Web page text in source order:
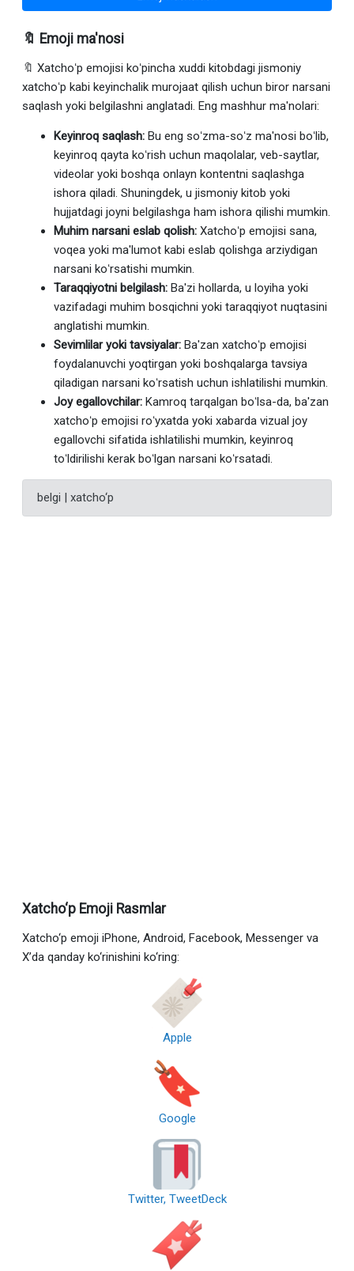
🔖 Emoji ma'nosi
🔖 Xatchoʻp emojisi koʻpincha xuddi kitobdagi jismoniy
xatchoʻp kabi keyinchalik murojaat qilish uchun biror narsani
saqlash yoki belgilashni anglatadi. Eng mashhur ma'nolari:
Keyinroq saqlash: Bu eng soʻzma-soʻz ma'nosi boʻlib,
keyinroq qayta koʻrish uchun maqolalar, veb-saytlar,
videolar yoki boshqa onlayn kontentni saqlashga
ishora qiladi. Shuningdek, u jismoniy kitob yoki
hujjatdagi joyni belgilashga ham ishora qilishi mumkin.
Muhim narsani eslab qolish: Xatchoʻp emojisi sana,
voqea yoki ma'lumot kabi eslab qolishga arziydigan
narsani koʻrsatishi mumkin.
Taraqqiyotni belgilash: Ba'zi hollarda, u loyiha yoki
vazifadagi muhim bosqichni yoki taraqqiyot nuqtasini
anglatishi mumkin.
Sevimlilar yoki tavsiyalar: Ba'zan xatchoʻp emojisi
foydalanuvchi yoqtirgan yoki boshqalarga tavsiya
qiladigan narsani koʻrsatish uchun ishlatilishi mumkin.
Joy egallovchilar: Kamroq tarqalgan boʻlsa-da, ba'zan
xatchoʻp emojisi roʻyxatda yoki xabarda vizual joy
egallovchi sifatida ishlatilishi mumkin, keyinroq
toʻldirilishi kerak boʻlgan narsani koʻrsatadi.
belgi | xatcho‘p
Xatcho‘p Emoji Rasmlar
Xatcho‘p emoji iPhone, Android, Facebook, Messenger va
X’da qanday ko‘rinishini ko‘ring:
Apple
Google
Twitter, TweetDeck